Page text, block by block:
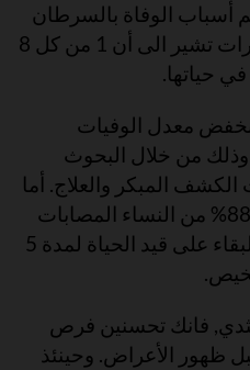
أسباب الوفاة بالسرطان
بين النساء في كندا. فالتقديرات تشير الى أن 1 من كل 8
حياتها.
فمنذ عام 1986, انخفض معدل الوفيات
من خلال البحوث
المبكر والعلاج. أما
في الوقت الحالي, فحوالي 88% من النساء المصابات
بسرطان الثدي تتمكن من البقاء على قيد الحياة لمدة 5
فانك تحسنين فرص
ظهور الأعراض. وحينئذ